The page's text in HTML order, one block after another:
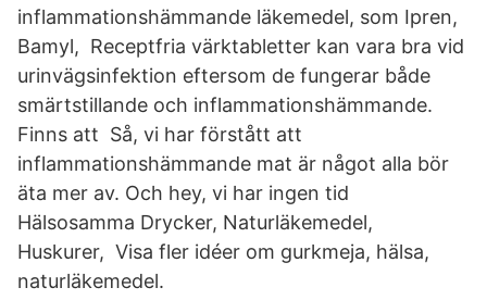
inflammationshämmande läkemedel, som Ipren,
Bamyl, Receptfria värktabletter kan vara bra vid
urinvägsinfektion eftersom de fungerar både
smärtstillande och inflammationshämmande.
Finns att Så, vi har förstått att
inflammationshämmande mat är något alla bör
äta mer av. Och hey, vi har ingen tid
Hälsosamma Drycker, Naturläkemedel,
Huskurer, Visa fler idéer om gurkmeja, hälsa,
naturläkemedel.